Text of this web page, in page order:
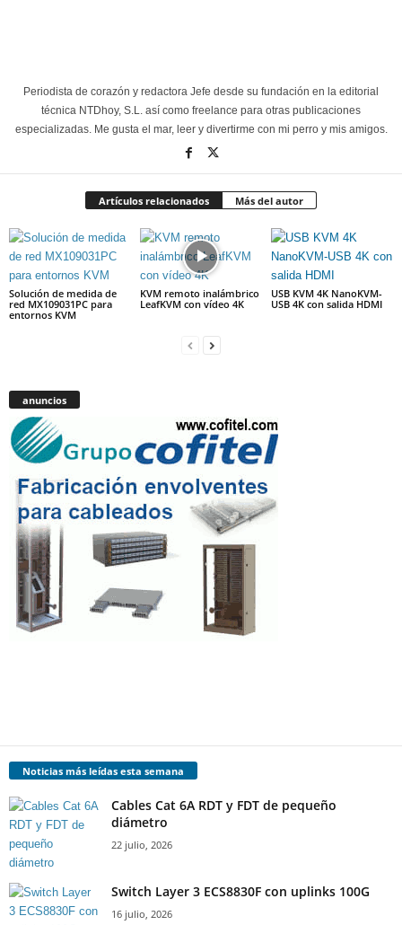
Periodista de corazón y redactora Jefe desde su fundación en la editorial
técnica NTDhoy, S.L. así como freelance para otras publicaciones
especializadas. Me gusta el mar, leer y divertirme con mi perro y mis amigos.
Artículos relacionados Más del autor
Solución de medida de
red MX109031PC para
entornos KVM
KVM remoto inalámbrico
LeafKVM con vídeo 4K
USB KVM 4K NanoKVM-
USB 4K con salida HDMI
anuncios
Noticias más leídas esta semana
Cables Cat 6A RDT y FDT de pequeño
diámetro
22 julio, 2026
Switch Layer 3 ECS8830F con uplinks 100G
16 julio, 2026